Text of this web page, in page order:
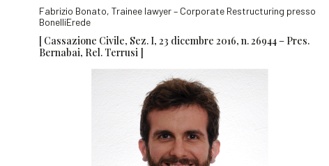
Fabrizio Bonato, Trainee lawyer – Corporate Restructuring presso
BonelliErede
[ Cassazione Civile, Sez. I, 23 dicembre 2016, n. 26944 – Pres.
Bernabai, Rel. Terrusi ]